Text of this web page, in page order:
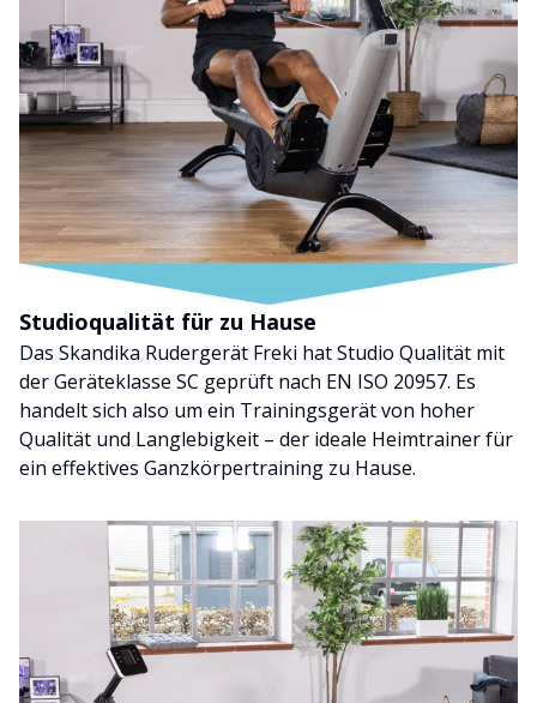
Studioqualität für zu Hause
Das Skandika Rudergerät Freki hat Studio Qualität mit
der Geräteklasse SC geprüft nach EN ISO 20957. Es
handelt sich also um ein Trainingsgerät von hoher
Qualität und Langlebigkeit – der ideale Heimtrainer für
ein effektives Ganzkörpertraining zu Hause.